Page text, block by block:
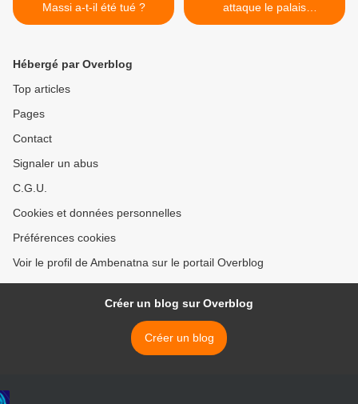
Massi a-t-il été tué ?
attaque le palais
présidentiel >
Hébergé par Overblog
Top articles
Pages
Contact
Signaler un abus
C.G.U.
Cookies et données personnelles
Préférences cookies
Voir le profil de Ambenatna sur le portail Overblog
Créer un blog sur Overblog
Créer un blog